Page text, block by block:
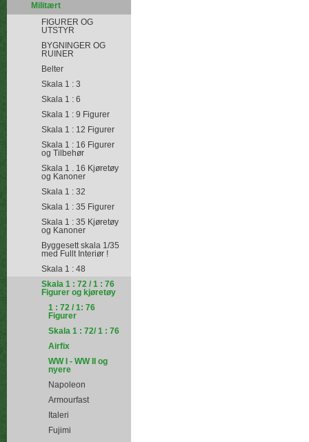
Militært
FIGURER OG
UTSTYR
BYGNINGER OG
RUINER
Belter
Skala 1 : 3
Skala 1 : 6
Skala 1 : 9 Figurer
Skala 1 : 12 Figurer
Skala 1 : 16 Figurer
og Tilbehør
Skala 1 . 16 Kjøretøy
og Kanoner
Skala 1 : 32
Skala 1 : 35 Figurer
Skala 1 : 35 Kjøretøy
og Kanoner
Byggesett skala 1/35
med Fullt Interiør !
Skala 1 : 48
Skala 1 : 72 / 1 : 76
Figurer og kjøretøy
1 : 72 / 1: 76
Figurer
Skala 1 : 72/ 1 : 76
Airfix
WW I - WW II og
nyere
Napoleon
Armourfast
Italeri
Fujimi